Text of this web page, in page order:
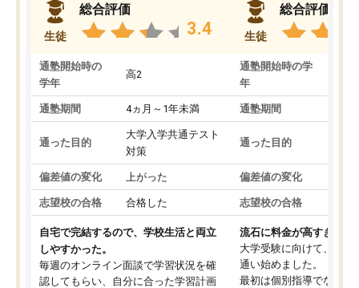
生徒
総合評価
3.4
通塾開始時の
学年
高2
通塾期間 4ヵ月～1年未満
通った目的
大学入学共通テスト
対策
偏差値の変化 上がった
志望校の合格 合格した
自宅で完結するので、学校生活と両立
しやすかった。
毎週のオンライン面談で学習状況を確
認してもらい、自分に合った学習計画
生徒
総合評価
通塾開始時の学
年
通塾期間
通った目的
偏差値の変化
志望校の合格
流石に料金が高すぎる
大学受験に向けて、高2
通い始めました。
最初は個別指導でなく、